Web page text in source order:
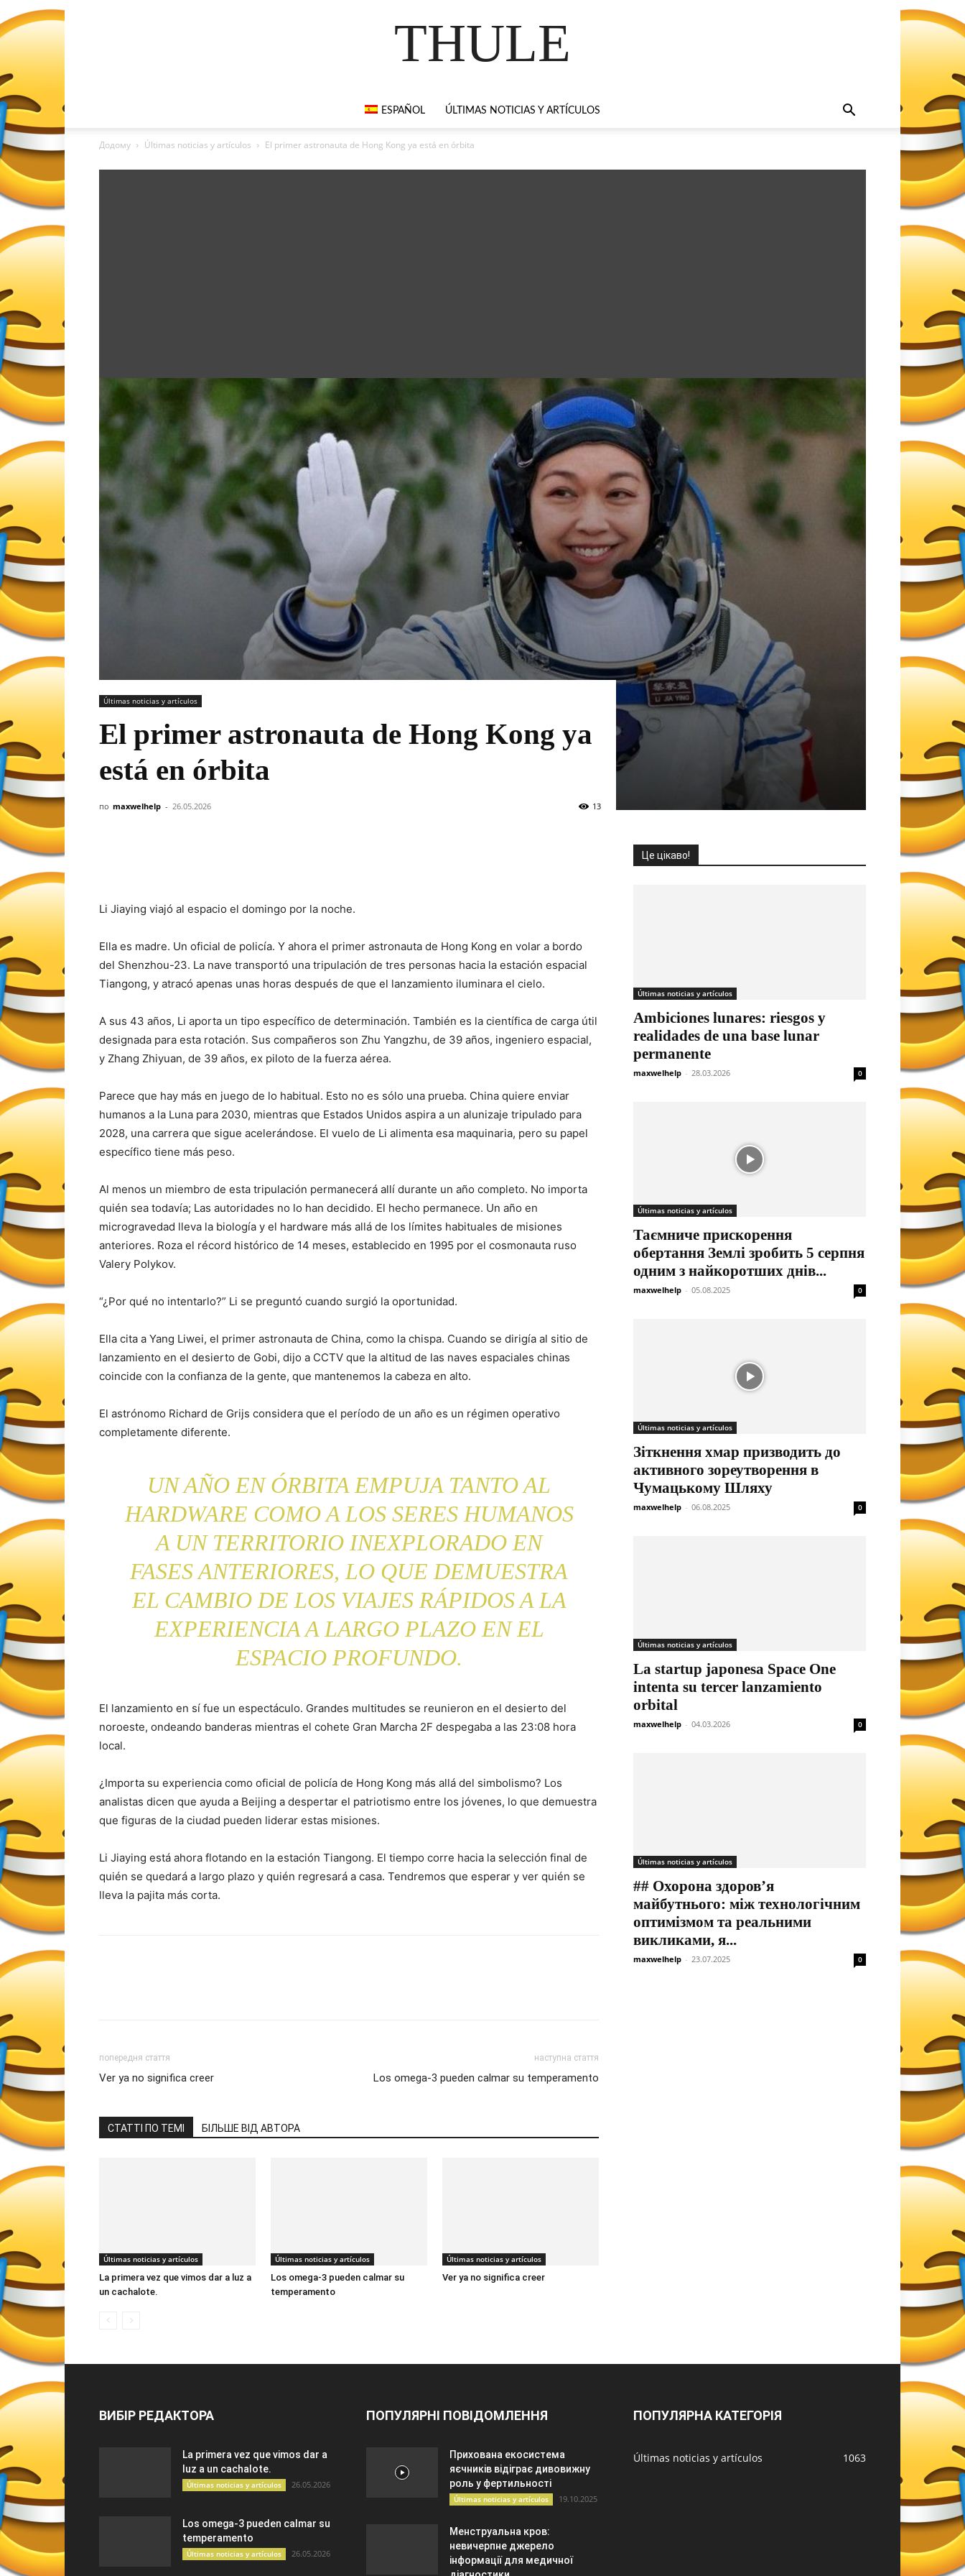
THULE
ESPAÑOL ÚLTIMAS NOTICIAS Y ARTÍCULOS
Додому Últimas noticias y artículos El primer astronauta de Hong Kong ya está en órbita
Últimas noticias y artículos
El primer astronauta de Hong Kong ya
está en órbita
по maxwelhelp - 26.05.2026 13
Li Jiaying viajó al espacio el domingo por la noche.
Ella es madre. Un oficial de policía. Y ahora el primer astronauta de Hong Kong en volar a bordo
del Shenzhou-23. La nave transportó una tripulación de tres personas hacia la estación espacial
Tiangong, y atracó apenas unas horas después de que el lanzamiento iluminara el cielo.
A sus 43 años, Li aporta un tipo específico de determinación. También es la científica de carga útil
designada para esta rotación. Sus compañeros son Zhu Yangzhu, de 39 años, ingeniero espacial,
y Zhang Zhiyuan, de 39 años, ex piloto de la fuerza aérea.
Parece que hay más en juego de lo habitual. Esto no es sólo una prueba. China quiere enviar
humanos a la Luna para 2030, mientras que Estados Unidos aspira a un alunizaje tripulado para
2028, una carrera que sigue acelerándose. El vuelo de Li alimenta esa maquinaria, pero su papel
específico tiene más peso.
Al menos un miembro de esta tripulación permanecerá allí durante un año completo. No importa
quién sea todavía; Las autoridades no lo han decidido. El hecho permanece. Un año en
microgravedad lleva la biología y el hardware más allá de los límites habituales de misiones
anteriores. Roza el récord histórico de 14 meses, establecido en 1995 por el cosmonauta ruso
Valery Polykov.
“¿Por qué no intentarlo?” Li se preguntó cuando surgió la oportunidad.
Ella cita a Yang Liwei, el primer astronauta de China, como la chispa. Cuando se dirigía al sitio de
lanzamiento en el desierto de Gobi, dijo a CCTV que la altitud de las naves espaciales chinas
coincide con la confianza de la gente, que mantenemos la cabeza en alto.
El astrónomo Richard de Grijs considera que el período de un año es un régimen operativo
completamente diferente.
UN AÑO EN ÓRBITA EMPUJA TANTO AL
HARDWARE COMO A LOS SERES HUMANOS
A UN TERRITORIO INEXPLORADO EN
FASES ANTERIORES, LO QUE DEMUESTRA
EL CAMBIO DE LOS VIAJES RÁPIDOS A LA
EXPERIENCIA A LARGO PLAZO EN EL
ESPACIO PROFUNDO.
El lanzamiento en sí fue un espectáculo. Grandes multitudes se reunieron en el desierto del
noroeste, ondeando banderas mientras el cohete Gran Marcha 2F despegaba a las 23:08 hora
local.
¿Importa su experiencia como oficial de policía de Hong Kong más allá del simbolismo? Los
analistas dicen que ayuda a Beijing a despertar el patriotismo entre los jóvenes, lo que demuestra
que figuras de la ciudad pueden liderar estas misiones.
Li Jiaying está ahora flotando en la estación Tiangong. El tiempo corre hacia la selección final de
quién se quedará a largo plazo y quién regresará a casa. Tendremos que esperar y ver quién se
lleva la pajita más corta.
попередня стаття
Ver ya no significa creer
наступна стаття
Los omega-3 pueden calmar su temperamento
СТАТТІ ПО ТЕМІ БІЛЬШЕ ВІД АВТОРА
Últimas noticias y artículos
La primera vez que vimos dar a luz a
un cachalote.
Últimas noticias y artículos
Los omega-3 pueden calmar su
temperamento
Últimas noticias y artículos
Ver ya no significa creer
Це цікаво!
Últimas noticias y artículos
Ambiciones lunares: riesgos y
realidades de una base lunar
permanente
maxwelhelp - 28.03.2026 0
Últimas noticias y artículos
Таємниче прискорення
обертання Землі зробить 5 серпня
одним з найкоротших днів...
maxwelhelp - 05.08.2025 0
Últimas noticias y artículos
Зіткнення хмар призводить до
активного зореутворення в
Чумацькому Шляху
maxwelhelp - 06.08.2025 0
Últimas noticias y artículos
La startup japonesa Space One
intenta su tercer lanzamiento
orbital
maxwelhelp - 04.03.2026 0
Últimas noticias y artículos
## Охорона здоров’я
майбутнього: між технологічним
оптимізмом та реальними
викликами, я...
maxwelhelp - 23.07.2025 0
ВИБІР РЕДАКТОРА
La primera vez que vimos dar a
luz a un cachalote.
Últimas noticias y artículos 26.05.2026
Los omega-3 pueden calmar su
temperamento
Últimas noticias y artículos 26.05.2026
ПОПУЛЯРНІ ПОВІДОМЛЕННЯ
Прихована екосистема
яєчників відіграє дивовижну
роль у фертильності
Últimas noticias y artículos 19.10.2025
Менструальна кров:
невичерпне джерело
інформації для медичної
ПОПУЛЯРНА КАТЕГОРІЯ
Últimas noticias y artículos 1063